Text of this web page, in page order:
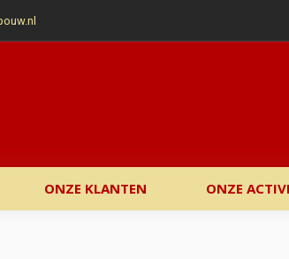
ONZE KLANTEN ONZE